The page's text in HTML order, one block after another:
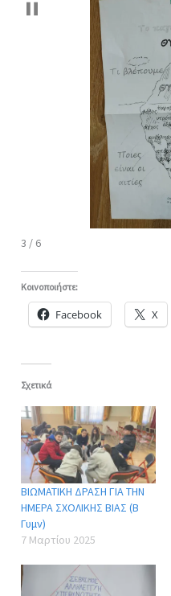
4 / 6
Κοινοποιήστε:
Facebook X
Σχετικά
ΒΙΩΜΑΤΙΚΗ ΔΡΑΣΗ ΓΙΑ ΤΗΝ
ΗΜΕΡΑ ΣΧΟΛΙΚΗΣ ΒΙΑΣ (Β
Γυμν)
7 Μαρτίου 2025